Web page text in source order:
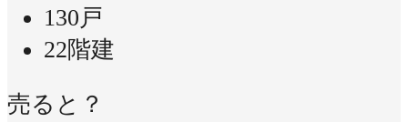
130戸
22階建
売ると？